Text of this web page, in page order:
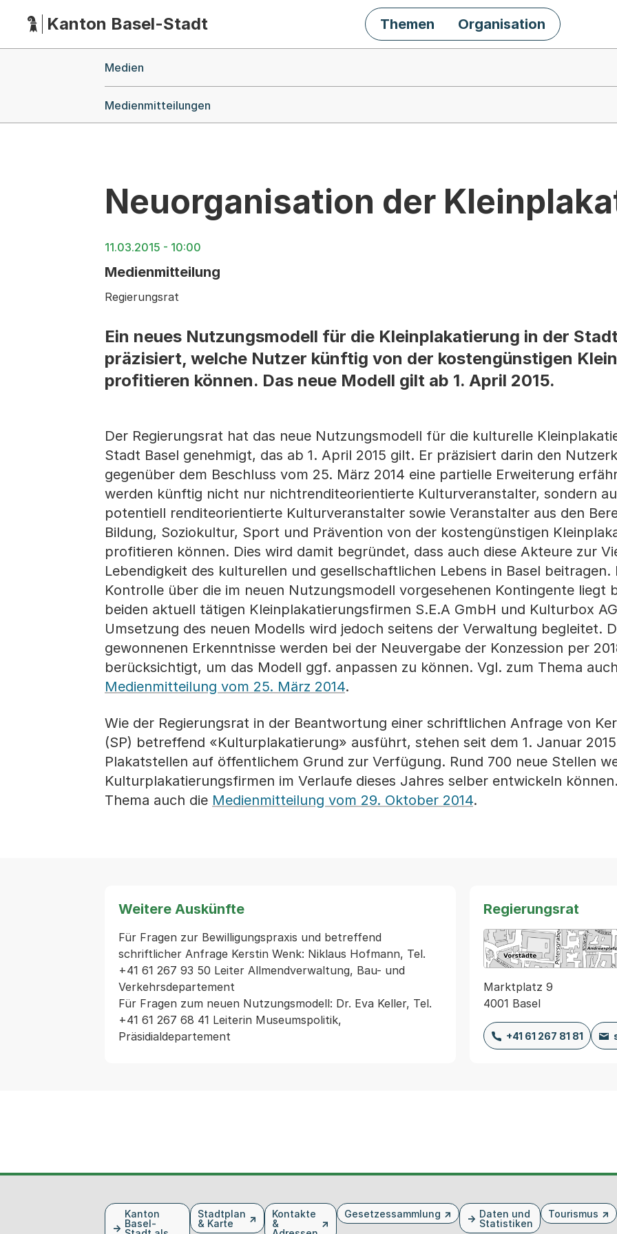
HauptnavigationKanton Basel-Stadt Themen Organisation
Medien
Medienmitteilungen
Neuorganisation der
11.03.2015 - 10:00
Medienmitteilung
Regierungsrat
Ein neues Nutzungsmodell für die Kleinplakatierung in der
präzisiert, welche Nutzer künftig von der kostengünstigen
profitieren können. Das neue Modell gilt ab 1. April 2015.
Der Regierungsrat hat das neue Nutzungsmodell für die kulturelle
Stadt Basel genehmigt, das ab 1. April 2015 gilt. Er präzisiert darin den
gegenüber dem Beschluss vom 25. März 2014 eine partielle Erweiterung
werden künftig nicht nur nichtrenditeorientierte Kulturveranstalter, sondern
potentiell renditeorientierte Kulturveranstalter sowie Veranstalter aus den
Bildung, Soziokultur, Sport und Prävention von der kostengünstigen
profitieren können. Dies wird damit begründet, dass auch diese Akteure zur
Lebendigkeit des kulturellen und gesellschaftlichen Lebens in Basel beitragen.
Kontrolle über die im neuen Nutzungsmodell vorgesehenen Kontingente liegt
beiden aktuell tätigen Kleinplakatierungsfirmen S.E.A GmbH und Kulturbox
Umsetzung des neuen Modells wird jedoch seitens der Verwaltung begleitet.
gewonnenen Erkenntnisse werden bei der Neuvergabe der Konzession per
berücksichtigt, um das Modell ggf. anpassen zu können. Vgl. zum Thema
Medienmitteilung vom 25. März 2014.
Wie der Regierungsrat in der Beantwortung einer schriftlichen Anfrage von
(SP) betreffend «Kulturplakatierung» ausführt, stehen seit dem 1. Januar
Plakatstellen auf öffentlichem Grund zur Verfügung. Rund 700 neue Stellen
Kulturplakatierungsfirmen im Verlaufe dieses Jahres selber entwickeln
Thema auch die Medienmitteilung vom 29. Oktober 2014.
Weitere Auskünfte
Für Fragen zur Bewilligungspraxis und betreffend
schriftlicher Anfrage Kerstin Wenk: Niklaus Hofmann, Tel.
+41 61 267 93 50 Leiter Allmendverwaltung, Bau- und
Verkehrsdepartement
Für Fragen zum neuen Nutzungsmodell: Dr. Eva Keller, Tel.
+41 61 267 68 41 Leiterin Museumspolitik,
Präsidialdepartement
Regierungsrat
Marktplatz 9
4001 Basel
+41 61 267 81 81
Kanton
Basel-
Stadtplan
& Karte
Kontakte
&
Gesetzessammlung
Daten und
Statistiken
Tourismus